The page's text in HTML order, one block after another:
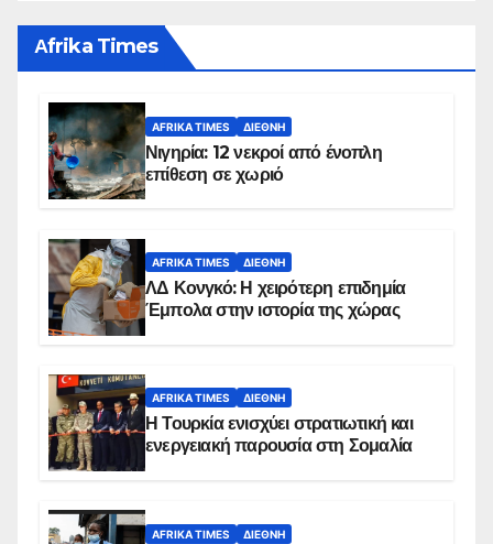
Αfrika Times
AFRIKA TIMES ΔΙΕΘΝΉ
Νιγηρία: 12 νεκροί από ένοπλη
επίθεση σε χωριό
AFRIKA TIMES ΔΙΕΘΝΉ
ΛΔ Κονγκό: Η χειρότερη επιδημία
Έμπολα στην ιστορία της χώρας
AFRIKA TIMES ΔΙΕΘΝΉ
Η Τουρκία ενισχύει στρατιωτική και
ενεργειακή παρουσία στη Σομαλία
AFRIKA TIMES ΔΙΕΘΝΉ